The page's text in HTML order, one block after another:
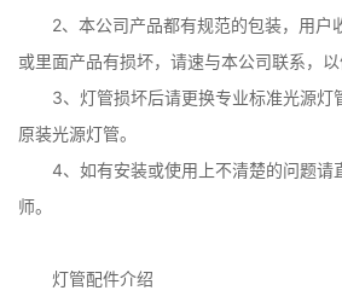
2、本公司产品都有规范的包装，用户
或里面产品有损坏，请速与本公司联系，以
3、灯管损坏后请更换专业标准光源灯
原装光源灯管。
4、如有安装或使用上不清楚的问题请
师。
灯管配件介绍